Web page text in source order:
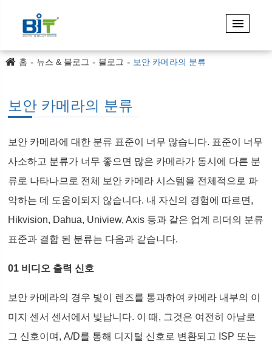
홈 뉴스 & 블로그 블로그 보안 카메라의 분류
보안 카메라의 분류
보안 카메라에 대한 분류 표준이 너무 많습니다. 표준이 너무
사소하고 분류가 너무 좋으면 많은 카메라가 동시에 다른 분
류로 나타나므로 전체 보안 카메라 시스템을 전체적으로 파
악하는 데 도움이되지 않습니다. 내 자신의 경험에 따르면,
Hikvision, Dahua, Uniview, Axis 등과 같은 업계 리더의 분류
표준과 결합 된 분류는 다음과 같습니다.
01 비디오 출력 신호
보안 카메라의 경우 빛이 렌즈를 통과하여 카메라 내부의 이
미지 센서 센서에서 빛납니다. 이 때, 그것은 여전히 아날로
그 신호이며, A/D를 통해 디지털 신호로 변환되고 ISP 또는